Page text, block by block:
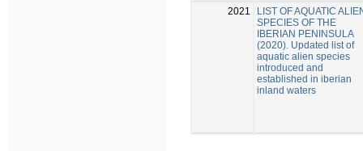
2021
LIST OF AQUATIC
SPECIES OF THE
IBERIAN PENINSULA
(2020). Updated list of
aquatic alien species
introduced and
established in iberian
inland waters